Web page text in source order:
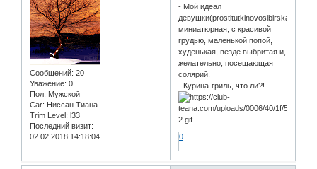
Сообщений: 20
Уважение: 0
Пол: Мужской
Car: Ниссан Тиана
Trim Level: l33
Последний визит:
02.02.2018 14:18:04
- Мой идеал
миниатюрная, с красивой
грудью, маленькой попой,
худенькая, везде выбритая и,
желательно, посещающая
солярий.
- Курица-гриль, что ли?!..
0